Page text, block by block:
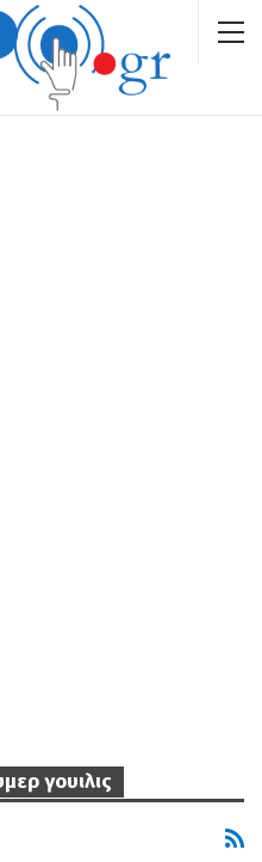
γουιλις